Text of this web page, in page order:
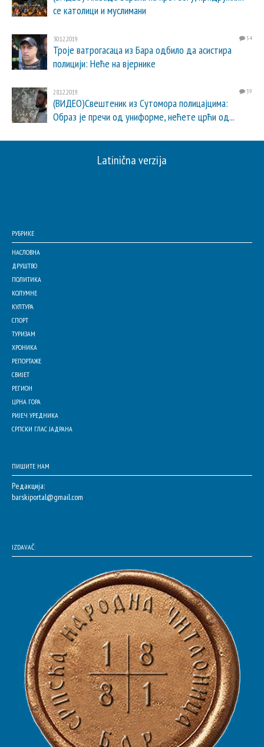
се католици и муслимани
30.12.2019. 54
Троје ватрогасаца из Бара одбило да асистира
полицији: Неће на вјернике
28.12.2019. 39
(ВИДЕО)Свештеник из Сутомора полицајцима:
Образ је пречи од униформе, нећете црћи од...
Latinična verzija
РУБРИКЕ
НАСЛОВНА
ДРУШТВО
ПОЛИТИКА
КОЛУМНЕ
КУЛТУРА
СПОРТ
ТУРИЗАМ
ХРОНИКА
РЕПОРТАЖЕ
СВИЈЕТ
РЕГИОН
ЦРНА ГОРА
РИЈЕЧ УРЕДНИКА
СРПСКИ ГЛАС ЈАДРАНА
ПИШИТЕ НАМ
Редакција:
barskiportal@gmail.com
IZDAVAČ: